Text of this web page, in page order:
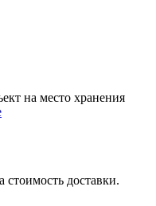
на место хранения
стоимость доставки.